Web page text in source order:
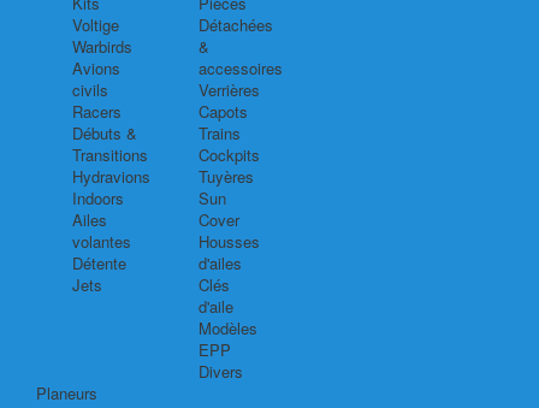
Voltige
Warbirds
Avions
civils
Racers
Débuts &
Transitions
Hydravions
Indoors
Ailes
volantes
Détente
Jets
Détachées
&
accessoires
Verrières
Capots
Trains
Cockpits
Tuyères
Sun
Cover
Housses
d'ailes
Clés
d'aile
Modèles
EPP
Divers
Planeurs